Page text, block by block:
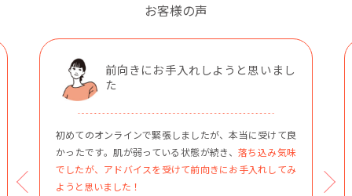
お客様の声
前向きにお手入れしようと思いまし
た
初めてのオンラインで緊張しましたが、本当に受けて良
かったです。肌が弱っている状態が続き、落ち込み気味
でしたが、アドバイスを受けて前向きにお手入れしてみ
ようと思いました！